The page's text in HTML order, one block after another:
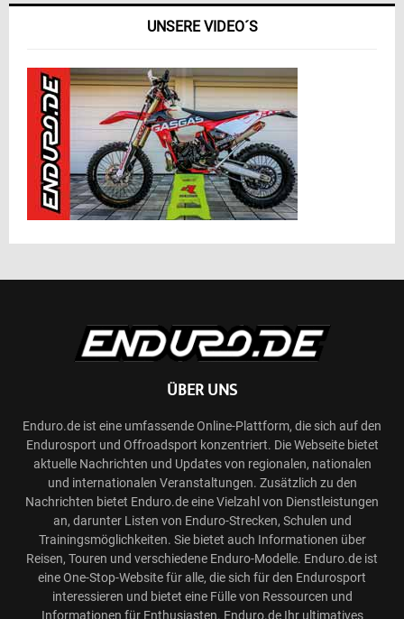
UNSERE VIDEO´S
ÜBER UNS
Enduro.de ist eine umfassende Online-Plattform, die sich auf den
Endurosport und Offroadsport konzentriert. Die Webseite bietet
aktuelle Nachrichten und Updates von regionalen, nationalen
und internationalen Veranstaltungen. Zusätzlich zu den
Nachrichten bietet Enduro.de eine Vielzahl von Dienstleistungen
an, darunter Listen von Enduro-Strecken, Schulen und
Trainingsmöglichkeiten. Sie bietet auch Informationen über
Reisen, Touren und verschiedene Enduro-Modelle. Enduro.de ist
eine One-Stop-Website für alle, die sich für den Endurosport
interessieren und bietet eine Fülle von Ressourcen und
Informationen für Enthusiasten. Enduro.de Ihr ultimatives